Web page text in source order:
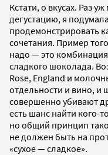
Кстати, о вкусах. Раз
дегустацию, я
продемонстрировать
сочетания. Пример
надо — это комбинация
сладкого шоколада.
Rose, England и
отдельности и вино, и
совершенно убивают
есть шанс найти кого-
но общий принцип
не должен быть на
«сухое — сладкое».